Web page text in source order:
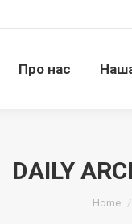
Про нас
DAILY
Home
Про нас Наша